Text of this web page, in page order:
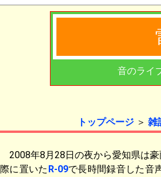
音のライ
トップページ ＞ 雑
2008年8月28日の夜から愛知県は
際に置いた R-09で長時間録音した音